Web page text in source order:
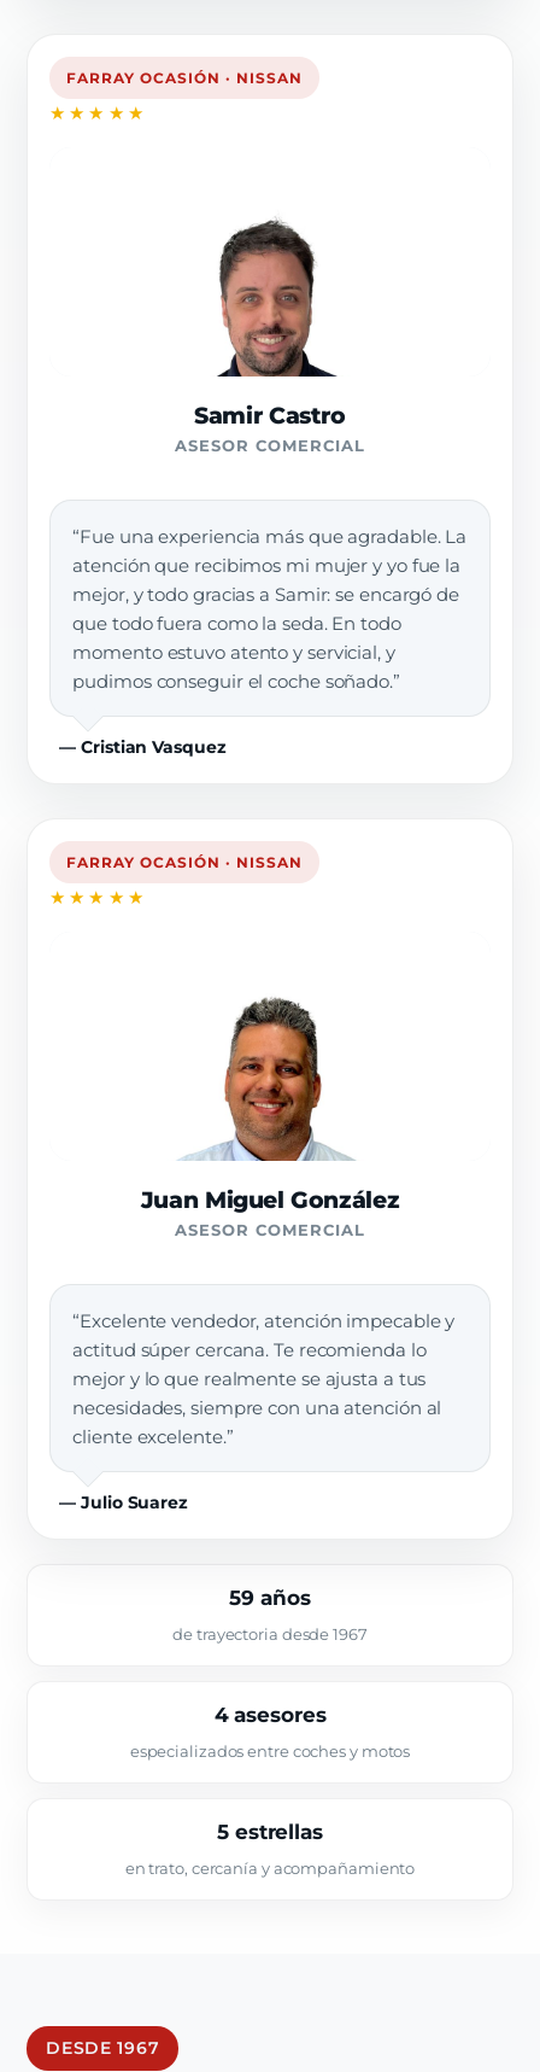
FARRAY OCASIÓN · NISSAN
★★★★★
Samir Castro
ASESOR COMERCIAL
“Fue una experiencia más que agradable. La
atención que recibimos mi mujer y yo fue la
mejor, y todo gracias a Samir: se encargó de
que todo fuera como la seda. En todo
momento estuvo atento y servicial, y
pudimos conseguir el coche soñado.”
— Cristian Vasquez
FARRAY OCASIÓN · NISSAN
★★★★★
Juan Miguel González
ASESOR COMERCIAL
“Excelente vendedor, atención impecable y
actitud súper cercana. Te recomienda lo
mejor y lo que realmente se ajusta a tus
necesidades, siempre con una atención al
cliente excelente.”
— Julio Suarez
59 años
de trayectoria desde 1967
4 asesores
especializados entre coches y motos
5 estrellas
en trato, cercanía y acompañamiento
DESDE 1967